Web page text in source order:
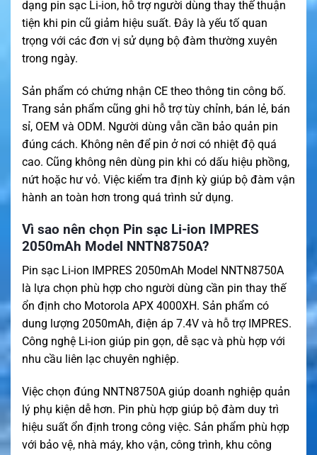
dạng pin sạc Li-ion, hỗ trợ người dùng thay thế thuận
tiện khi pin cũ giảm hiệu suất. Đây là yếu tố quan
trọng với các đơn vị sử dụng bộ đàm thường xuyên
trong ngày.
Sản phẩm có chứng nhận CE theo thông tin công bố.
Trang sản phẩm cũng ghi hỗ trợ tùy chỉnh, bán lẻ, bán
sỉ, OEM và ODM. Người dùng vẫn cần bảo quản pin
đúng cách. Không nên để pin ở nơi có nhiệt độ quá
cao. Cũng không nên dùng pin khi có dấu hiệu phồng,
nứt hoặc hư vỏ. Việc kiểm tra định kỳ giúp bộ đàm vận
hành an toàn hơn trong quá trình sử dụng.
Vì sao nên chọn Pin sạc Li-ion IMPRES
2050mAh Model NNTN8750A?
Pin sạc Li-ion IMPRES 2050mAh Model NNTN8750A
là lựa chọn phù hợp cho người dùng cần pin thay thế
ổn định cho Motorola APX 4000XH. Sản phẩm có
dung lượng 2050mAh, điện áp 7.4V và hỗ trợ IMPRES.
Công nghệ Li-ion giúp pin gọn, dễ sạc và phù hợp với
nhu cầu liên lạc chuyên nghiệp.
Việc chọn đúng NNTN8750A giúp doanh nghiệp quản
lý phụ kiện dễ hơn. Pin phù hợp giúp bộ đàm duy trì
hiệu suất ổn định trong công việc. Sản phẩm phù hợp
với bảo vệ, nhà máy, kho vận, công trình, khu công